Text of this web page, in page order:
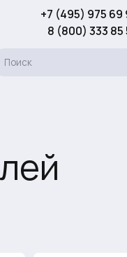
+7 (495) 975 69
8 (800) 333 85